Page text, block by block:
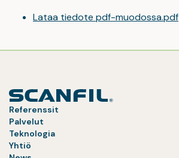
Lataa tiedote pdf-muodossa.pdf
Referenssit
Palvelut
Teknologia
Yhtiö